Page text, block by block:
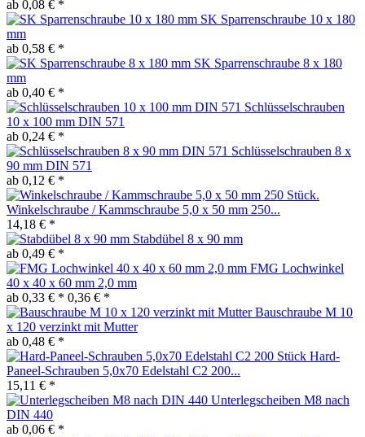
ab 0,08 € *
SK Sparrenschraube 10 x 180
mm
ab 0,58 € *
SK Sparrenschraube 8 x 180
mm
ab 0,40 € *
Schlüsselschrauben
10 x 100 mm DIN 571
ab 0,24 € *
Schlüsselschrauben 8 x
90 mm DIN 571
ab 0,12 € *
Winkelschraube / Kammschraube 5,0 x 50 mm 250...
14,18 € *
Stabdübel 8 x 90 mm
ab 0,49 € *
FMG Lochwinkel
40 x 40 x 60 mm 2,0 mm
ab 0,33 € * 0,36 € *
Bauschraube M 10
x 120 verzinkt mit Mutter
ab 0,48 € *
Hard-
Paneel-Schrauben 5,0x70 Edelstahl C2 200...
15,11 € *
Unterlegscheiben M8 nach
DIN 440
ab 0,06 € *